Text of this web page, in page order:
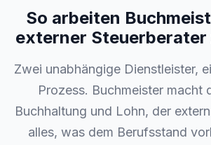
So arbeiten
externer Steuerberater
Zwei unabhängige Dienstleister,
Prozess. Buchmeister macht
Buchhaltung und Lohn, der
alles, was dem Berufsstand